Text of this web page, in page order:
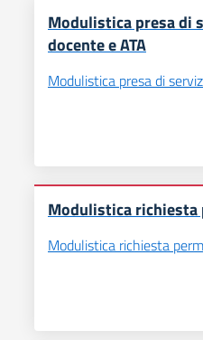
Modulistica presa di
docente e ATA
Modulistica presa di
Modulistica richiesta
Modulistica richiesta